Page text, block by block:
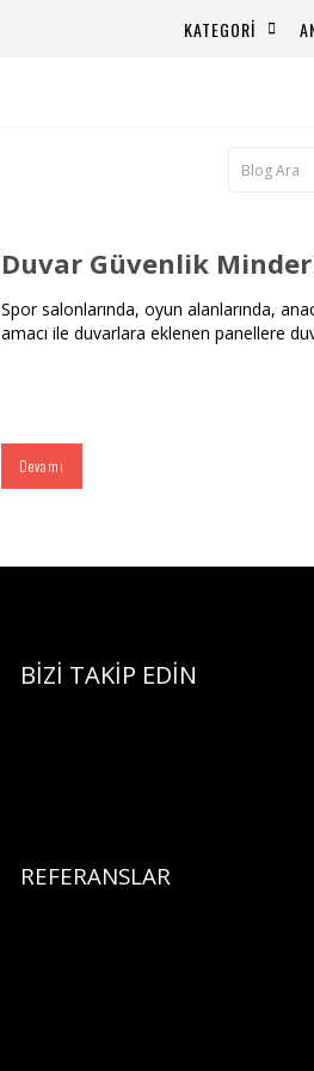
KATEGORİ
Duvar Güvenlik
Spor salonlarında, oyun alanlarında,
amacı ile duvarlara eklenen panellere
Devamı
BİZİ TAKİP EDİN
REFERANSLAR